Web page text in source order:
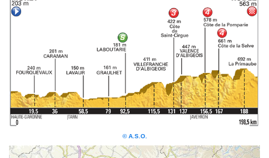
© A.S.O.